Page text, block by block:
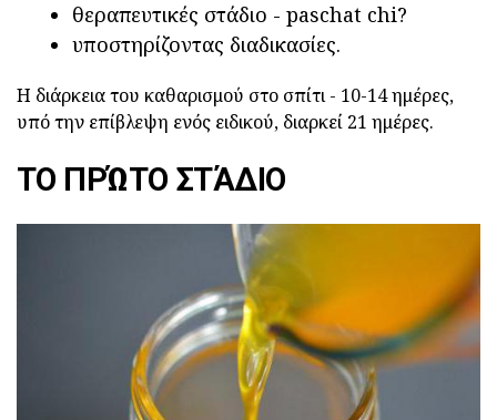
θεραπευτικές στάδιο - paschat chi?
υποστηρίζοντας διαδικασίες.
Η διάρκεια του καθαρισμού στο σπίτι - 10-14 ημέρες,
υπό την επίβλεψη ενός ειδικού, διαρκεί 21 ημέρες.
ΤΟ ΠΡΏΤΟ ΣΤΆΔΙΟ